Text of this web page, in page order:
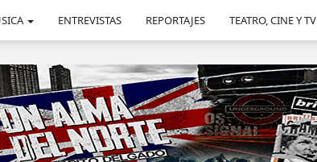
ENTREVISTAS REPORTAJES TEATRO, CINE Y TV